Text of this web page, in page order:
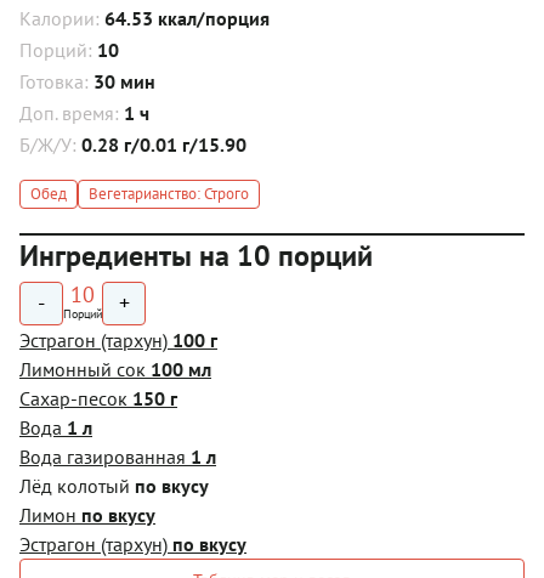
Калории: 64.53 ккал/порция
Порций: 10
Готовка: 30 мин
Доп. время: 1 ч
Б/Ж/У: 0.28 г/0.01 г/15.90
Обед Вегетарианство: Строго
Ингредиенты на 10 порций
- 10
Порций +
Эстрагон (тархун) 100 г
Лимонный сок 100 мл
Сахар-песок 150 г
Вода 1 л
Вода газированная 1 л
Лёд колотый по вкусу
Лимон по вкусу
Эстрагон (тархун) по вкусу